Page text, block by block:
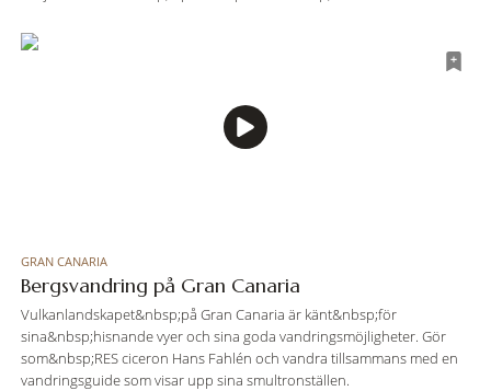
GRAN CANARIA
Bergsvandring på Gran Canaria
Vulkanlandskapet&nbsp;på Gran Canaria är känt&nbsp;för
sina&nbsp;hisnande vyer och sina goda vandringsmöjligheter. Gör
som&nbsp;RES ciceron Hans Fahlén och vandra tillsammans med en
vandringsguide som visar upp sina smultronställen.